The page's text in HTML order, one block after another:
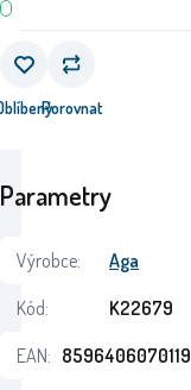
Porovnat
Parametry
Výrobce:
Aga
Kód:
K22679
EAN: 8596406070119